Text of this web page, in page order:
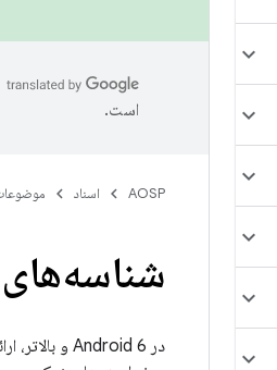
است.
AOSP اسناد
شناسه‌های